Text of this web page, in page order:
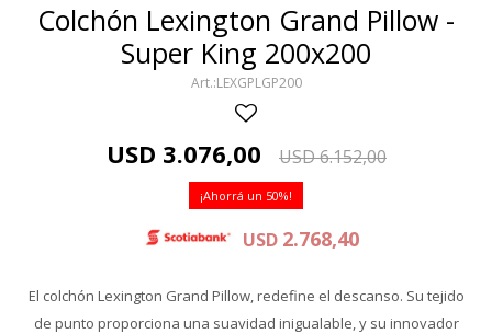
Colchón Lexington Grand Pillow -
Super King 200x200
LEXGPLGP200
USD 3.076,00 USD6.152,00
50
USD 2.768,40
El colchón Lexington Grand Pillow, redefine el descanso. Su tejido
de punto proporciona una suavidad inigualable, y su innovador